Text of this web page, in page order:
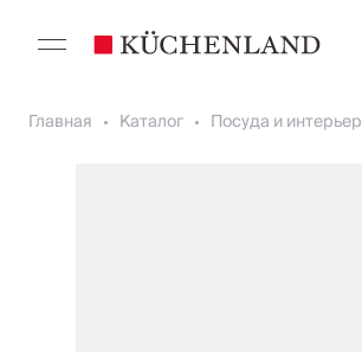
Главная Каталог Посуда и интерьер